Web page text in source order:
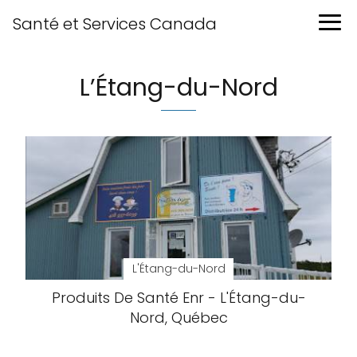
Santé et Services Canada
L’Étang-du-Nord
L'Étang-du-Nord
Produits De Santé Enr - L'Étang-du-
Nord, Québec